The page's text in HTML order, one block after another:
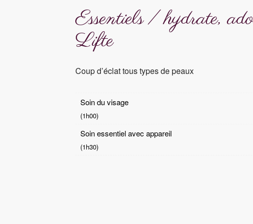
Essentiels / hydrate,
Lifte
Coup d’éclat tous types de peaux
Soin du visage
(1h00)
Soin essentiel avec appareil
(1h30)